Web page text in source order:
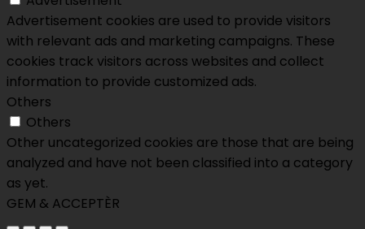
Advertisement cookies are used to provide visitors
with relevant ads and marketing campaigns. These
cookies track visitors across websites and collect
information to provide customized ads.
Others
Others
Other uncategorized cookies are those that are being
analyzed and have not been classified into a category
as yet.
GEM & ACCEPTÈR